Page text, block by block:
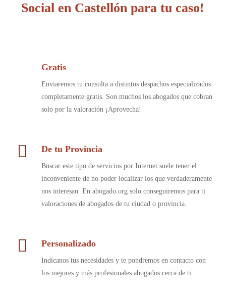
Social en Castellón para tu caso!
Gratis
Enviaremos tu consulta a distintos despachos especializados
completamente gratis. Son muchos los abogados que cobran
solo por la valoración ¡Aprovecha!
De tu Provincia
Buscar este tipo de servicios por Internet suele tener el
inconveniente de no poder localizar los que verdaderamente
nos interesan. En abogado.org solo conseguiremos para ti
valoraciones de abogados de tu ciudad o provincia.
Personalizado
Indícanos tus necesidades y te pondremos en contacto con
los mejores y más profesionales abogados cerca de ti.